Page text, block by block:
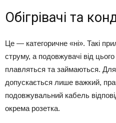
Обігрівачі та
Це — категоричне «ні». Такі
струму, а подовжувачі від
плавляться та займаються.
допускається лише важкий,
подовжувальний кабель
окрема розетка.